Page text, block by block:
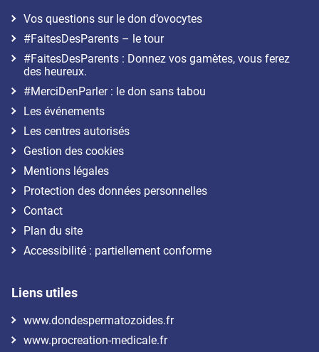
Vos questions sur le don d’ovocytes
#FaitesDesParents – le tour
#FaitesDesParents : Donnez vos gamètes, vous ferez
des heureux.
#MerciDenParler : le don sans tabou
Les événements
Les centres autorisés
Gestion des cookies
Mentions légales
Protection des données personnelles
Contact
Plan du site
Accessibilité : partiellement conforme
Liens utiles
www.dondespermatozoides.fr
www.procreation-medicale.fr